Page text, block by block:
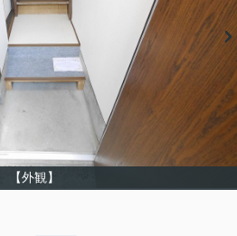
【外観】